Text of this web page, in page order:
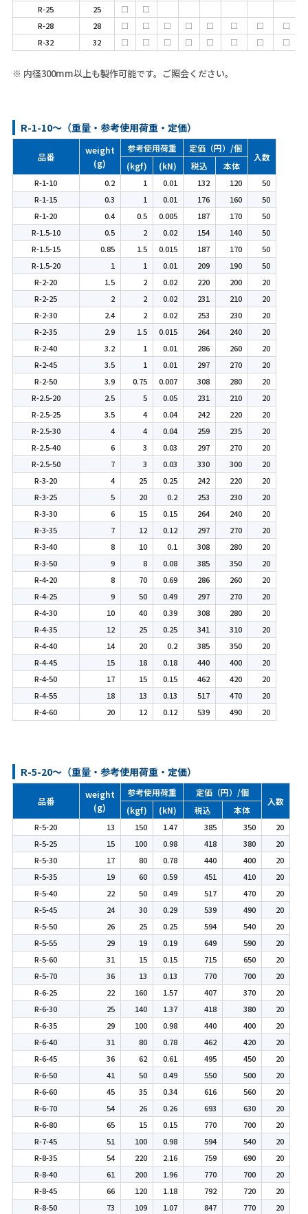
R-25 25 □
□
R-28
28 □ □ □ □ □ □ □
□
R-32
32 □ □ □ □ □ □ □ □
※ 内径300mm以上も製作可能です。ご照会ください。
R-1-10～（重量・参考使用荷重・定価）
品番
weight
(g)
参考使用荷重 定価（円）/個
入数
(kgf) (kN) 税込 本体
R-1-10 0.2 1 0.01 132 120
50
R-1-15
0.3 1 0.01 176 160
50
R-1-20
0.4 0.5 0.005 187 170
50
R-1.5-10
0.5 2 0.02 154 140
50
R-1.5-15
0.85 1.5 0.015 187 170
50
R-1.5-20
1 1 0.01 209 190
50
R-2-20
1.5 2 0.02 220 200
20
R-2-25
2 2 0.02 231 210
20
R-2-30
2.4 2 0.02 253 230
20
R-2-35
2.9 1.5 0.015 264 240
20
R-2-40
3.2 1 0.01 286 260
20
R-2-45
3.5 1 0.01 297 270
20
R-2-50
3.9 0.75 0.007 308 280
20
R-2.5-20
2.5 5 0.05 231 210
20
R-2.5-25
3.5 4 0.04 242 220
20
R-2.5-30
4 4 0.04 259 235
20
R-2.5-40
6 3 0.03 297 270
20
R-2.5-50
7 3 0.03 330 300
20
R-3-20
4 25 0.25 242 220
20
R-3-25
5 20 0.2 253 230
20
R-3-30
6 15 0.15 264 240
20
R-3-35
7 12 0.12 297 270
20
R-3-40
8 10 0.1 308 280
20
R-3-50
9 8 0.08 385 350
20
R-4-20
8 70 0.69 286 260
20
R-4-25
9 50 0.49 297 270
20
R-4-30
10 40 0.39 308 280
20
R-4-35
12 25 0.25 341 310
20
R-4-40
14 20 0.2 385 350
20
R-4-45
15 18 0.18 440 400
20
R-4-50
17 15 0.15 462 420
20
R-4-55
18 13 0.13 517 470
20
R-4-60
20 12 0.12 539 490 20
R-5-20～（重量・参考使用荷重・定価）
品番
weight
(g)
参考使用荷重 定価（円）/個
入数
(kgf) (kN) 税込 本体
R-5-20 13 150 1.47 385 350
20
R-5-25
15 100 0.98 418 380
20
R-5-30
17 80 0.78 440 400
20
R-5-35
19 60 0.59 451 410
20
R-5-40
22 50 0.49 517 470
20
R-5-45
24 30 0.29 539 490
20
R-5-50
26 25 0.25 594 540
20
R-5-55
29 19 0.19 649 590
20
R-5-60
31 15 0.15 715 650
20
R-5-70
36 13 0.13 770 700
20
R-6-25
22 160 1.57 407 370
20
R-6-30
25 140 1.37 418 380
20
R-6-35
29 100 0.98 440 400
20
R-6-40
31 80 0.78 462 420
20
R-6-45
36 62 0.61 495 450
20
R-6-50
41 50 0.49 550 500
20
R-6-60
45 35 0.34 616 560
20
R-6-70
54 26 0.26 693 630
20
R-6-80
65 15 0.15 770 700
20
R-7-45
51 100 0.98 594 540
20
R-8-35
54 220 2.16 759 690
20
R-8-40
61 200 1.96 770 700
20
R-8-45
66 120 1.18 792 720
20
R-8-50
73 109 1.07 847 770
20